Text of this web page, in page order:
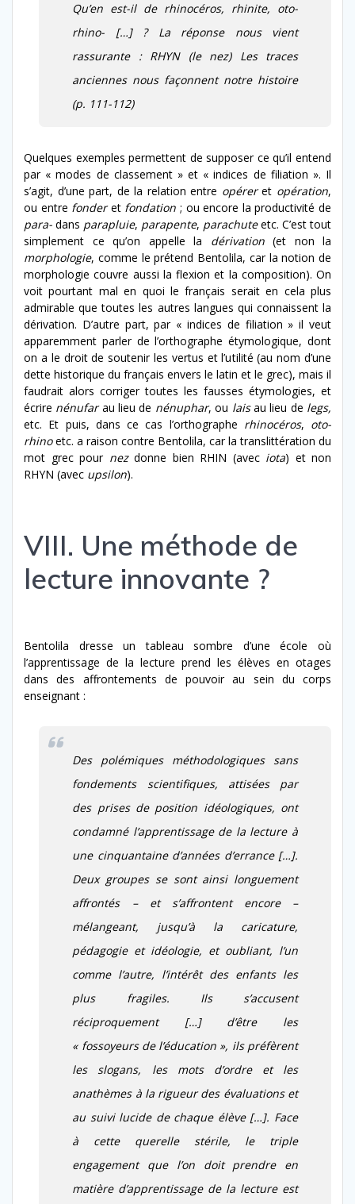
Qu’en est-il de rhinocéros, rhinite, oto-
rhino- […] ? La réponse nous vient
rassurante : RHYN (le nez) Les traces
anciennes nous façonnent notre histoire
(p. 111-112)
Quelques exemples permettent de supposer ce qu’il entend
par « modes de classement » et « indices de filiation ». Il
s’agit, d’une part, de la relation entre opéreret opération,
ou entre fonderet fondation ; ou encore la productivité de
para- dans parapluie, parapente, parachuteetc. C’est tout
simplement ce qu’on appelle la dérivation(et non la
morphologie, comme le prétend Bentolila, car la notion de
morphologie couvre aussi la flexion et la composition). On
voit pourtant mal en quoi le français serait en cela plus
admirable que toutes les autres langues qui connaissent la
dérivation. D’autre part, par « indices de filiation » il veut
apparemment parler de l’orthographe étymologique, dont
on a le droit de soutenir les vertus et l’utilité (au nom d’une
dette historique du français envers le latin et le grec), mais il
faudrait alors corriger toutes les fausses étymologies, et
écrire nénufarau lieu de nénuphar, ou laisau lieu de legs,
etc. Et puis, dans ce cas l’orthographe rhinocéros, oto-
rhinoetc. a raison contre Bentolila, car la translittération du
mot grec pour nezdonne bien RHIN (avec iota) et non
RHYN (avec upsilon).
VIII. Une méthode de
lecture innovante ?
Bentolila dresse un tableau sombre d’une école où
l’apprentissage de la lecture prend les élèves en otages
dans des affrontements de pouvoir au sein du corps
enseignant :
Des polémiques méthodologiques sans
fondements scientifiques, attisées par
des prises de position idéologiques, ont
condamné l’apprentissage de la lecture à
une cinquantaine d’années d’errance […].
Deux groupes se sont ainsi longuement
affrontés – et s’affrontent encore –
mélangeant, jusqu’à la caricature,
pédagogie et idéologie, et oubliant, l’un
comme l’autre, l’intérêt des enfants les
plus fragiles. Ils s’accusent
réciproquement […] d’être les
« fossoyeurs de l’éducation », ils préfèrent
les slogans, les mots d’ordre et les
anathèmes à la rigueur des évaluations et
au suivi lucide de chaque élève […]. Face
à cette querelle stérile, le triple
engagement que l’on doit prendre en
matière d’apprentissage de la lecture est